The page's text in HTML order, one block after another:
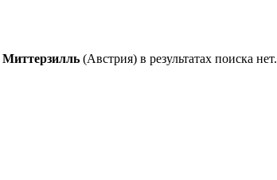
Миттерзилль (Австрия) в результатах поиска нет.